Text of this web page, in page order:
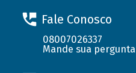
Fale Conosco
08007026337
Mande sua pergunta